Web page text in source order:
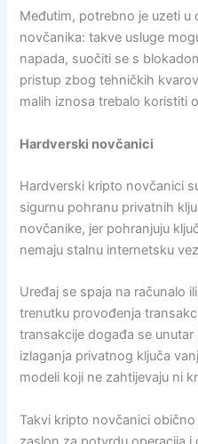
Međutim, potrebno je uzeti u
novčanika: takve usluge
napada, suočiti se s
pristup zbog tehničkih
malih iznosa trebalo koristiti
Hardverski novčanici
Hardverski kripto novčanici
sigurnu pohranu privatnih
novčanike, jer pohranjuju
nemaju stalnu internetsku
Uređaj se spaja na računalo
trenutku provođenja
transakcije događa se
izlaganja privatnog ključa
modeli koji ne zahtijevaju ni
Takvi kripto novčanici